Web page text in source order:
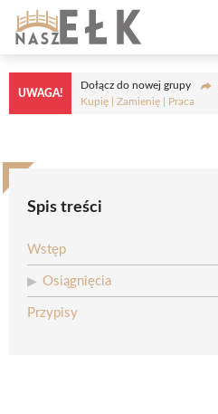
Przejdź
treści
UWAGA!
Dołącz do nowej grupy
Kupię | Zamienię | Praca
Spis treści
Wstęp
Osiągnięcia
Przypisy